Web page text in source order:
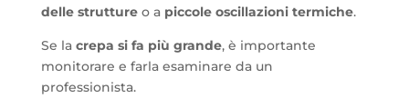
delle struttureo a piccole oscillazioni termiche.
Se la crepa si fa più grande, è importante
monitorare e farla esaminare da un
professionista.